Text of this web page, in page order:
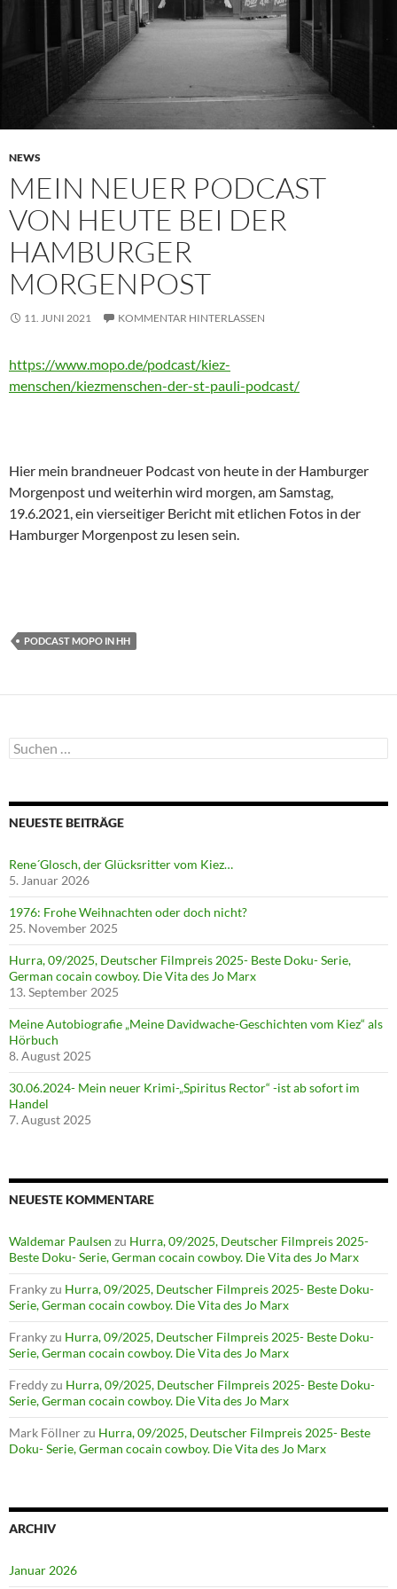
NEWS
MEIN NEUER PODCAST
VON HEUTE BEI DER
HAMBURGER
MORGENPOST
11. JUNI 2021 KOMMENTAR HINTERLASSEN
https://www.mopo.de/podcast/kiez-
menschen/kiezmenschen-der-st-pauli-podcast/
Hier mein brandneuer Podcast von heute in der Hamburger
Morgenpost und weiterhin wird morgen, am Samstag,
19.6.2021, ein vierseitiger Bericht mit etlichen Fotos in der
Hamburger Morgenpost zu lesen sein.
PODCAST MOPO IN HH
Suchen
nach:
NEUESTE BEITRÄGE
Rene´Glosch, der Glücksritter vom Kiez…
5. Januar 2026
1976: Frohe Weihnachten oder doch nicht?
25. November 2025
Hurra, 09/2025, Deutscher Filmpreis 2025- Beste Doku- Serie,
German cocain cowboy. Die Vita des Jo Marx
13. September 2025
Meine Autobiografie „Meine Davidwache-Geschichten vom Kiez“ als
Hörbuch
8. August 2025
30.06.2024- Mein neuer Krimi-„Spiritus Rector“ -ist ab sofort im
Handel
7. August 2025
NEUESTE KOMMENTARE
Waldemar Paulsen zu Hurra, 09/2025, Deutscher Filmpreis 2025-
Beste Doku- Serie, German cocain cowboy. Die Vita des Jo Marx
Frankyzu Hurra, 09/2025, Deutscher Filmpreis 2025- Beste Doku-
Serie, German cocain cowboy. Die Vita des Jo Marx
Frankyzu Hurra, 09/2025, Deutscher Filmpreis 2025- Beste Doku-
Serie, German cocain cowboy. Die Vita des Jo Marx
Freddyzu Hurra, 09/2025, Deutscher Filmpreis 2025- Beste Doku-
Serie, German cocain cowboy. Die Vita des Jo Marx
Mark Föllnerzu Hurra, 09/2025, Deutscher Filmpreis 2025- Beste
Doku- Serie, German cocain cowboy. Die Vita des Jo Marx
ARCHIV
Januar 2026